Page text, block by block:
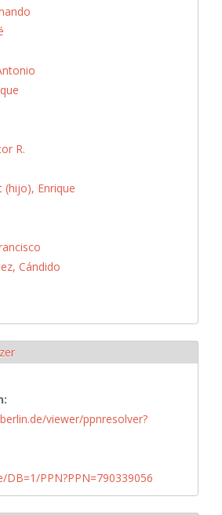
R.
(hijo), Enrique
Cándido
viewer/ppnresolver?
PPN?PPN=790339056